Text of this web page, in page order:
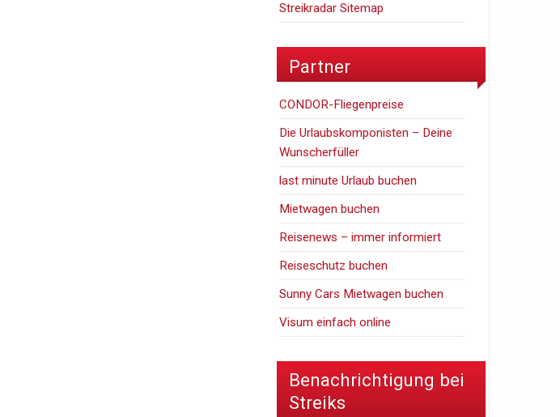
Streikradar Sitemap
Partner
CONDOR-Fliegenpreise
Die Urlaubskomponisten – Deine
Wunscherfüller
last minute Urlaub buchen
Mietwagen buchen
Reisenews – immer informiert
Reiseschutz buchen
Sunny Cars Mietwagen buchen
Visum einfach online
Benachrichtigung bei
Streiks